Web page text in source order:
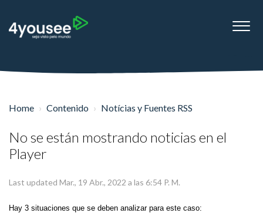
Home Contenido Notícias y Fuentes RSS
No se están mostrando noticias en el
Player
Last updated Mar., 19 Abr., 2022 a las 6:54 P. M.
Hay 3 situaciones que se deben analizar para este caso: